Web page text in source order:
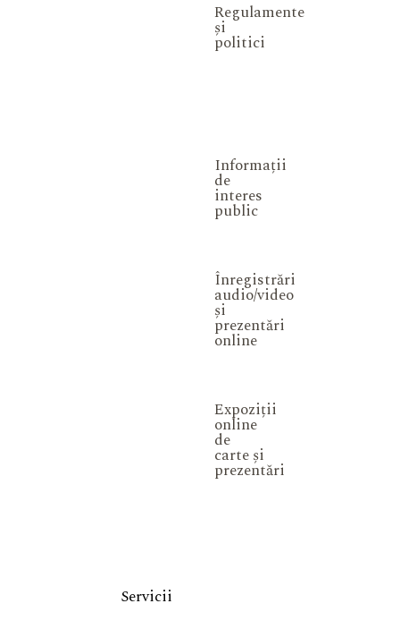
Regulamente
și
politici
Informații
de
interes
public
Înregistrări
audio/video
și
prezentări
online
Expoziții
online
de
carte și
prezentări
Servicii